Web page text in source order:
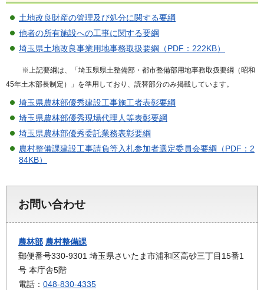
土地改良財産の管理及び処分に関する要綱
他者の所有施設への工事に関する要綱
埼玉県土地改良事業用地事務取扱要綱（PDF：222KB）
※上記要綱は、「埼玉県県土整備部・都市整備部用地事務取扱要綱（昭和
45年土木部長制定）」を準用しており、読替部分のみ掲載しています。
埼玉県農林部優秀建設工事施工者表彰要綱
埼玉県農林部優秀現場代理人等表彰要綱
埼玉県農林部優秀委託業務表彰要綱
農村整備課建設工事請負等入札参加者選定委員会要綱（PDF：2
84KB）
お問い合わせ
農林部 農村整備課
郵便番号330-9301 埼玉県さいたま市浦和区高砂三丁目15番1
号 本庁舎5階
電話： 048-830-4335